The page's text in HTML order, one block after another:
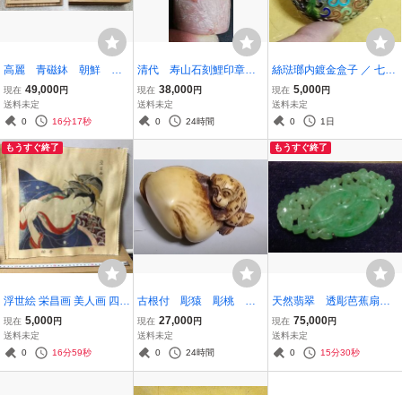
高麗 青磁鉢 朝鮮 高
麗時代 青磁 茶碗 朝
鮮 古陶磁器/李朝時代
現在 49,000円
送料未定
0
16分17秒
清代 寿山石刻鯉印章
芙蓉石 石方印 寿山石
浮雕鯉魚紋印章 サイズ：
２．８ｘ１．５ｘ高５．
現在 38,000円
送料未定
0
24時間
絲琺瑯内鍍金盒子 ／ 七宝
香合
現在 5,000円
送料未定
0
1日
もうすぐ終了
浮世絵 栄昌画 美人画 四季
美人図 希少 織物 段柄 黒
正絹 時代物
現在 5,000円
送料未定
0
16分59秒
古根付 彫猿 彫桃 重
さ２７ｇ
現在 27,000円
送料未定
0
24時間
もうすぐ終了
天然翡翠 透彫芭蕉扇
ヒスイ・ジェダイト 重
さ７ｇ
現在 75,000円
送料未定
0
15分30秒